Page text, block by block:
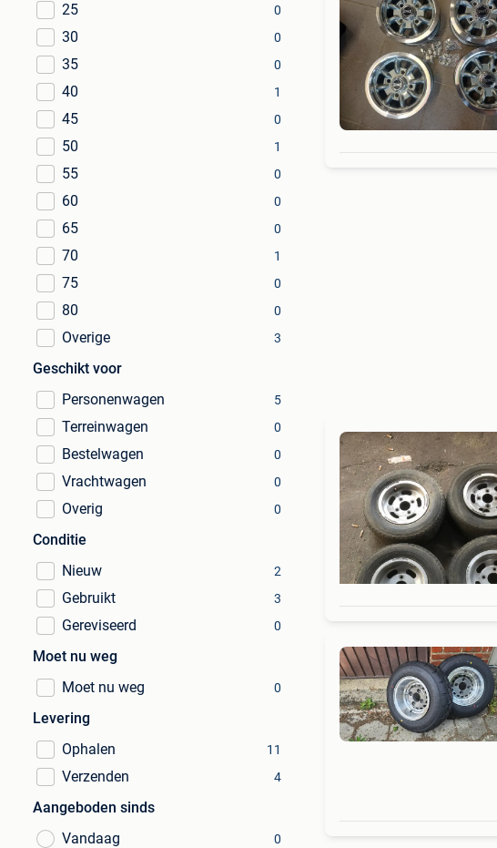
25
0
30 0
35 0
40 1
45 0
50 1
55 0
60 0
65 0
70 1
75 0
80 0
Overige 3
Geschikt voor
Personenwagen
5
Terreinwagen 0
Bestelwagen 0
Vrachtwagen 0
Overig 0
Conditie
Nieuw
2
Gebruikt 3
Gereviseerd 0
Moet nu weg
Moet nu weg
0
Levering
Ophalen
11
Verzenden 4
Aangeboden sinds
Vandaag
0